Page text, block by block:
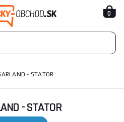
0
- STATOR
- STATOR